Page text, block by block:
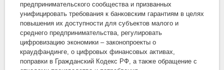
предпринимательского сообщества и призванных
унифицировать требования к банковским гарантиям в целях
повышения их доступности для субъектов малого и
среднего предпринимательства, регулировать
цифровизацию экономики – законопроекты о
краудфандинге, о цифровых финансовых активах,
поправки в Гражданский Кодекс РФ, а также обращение с